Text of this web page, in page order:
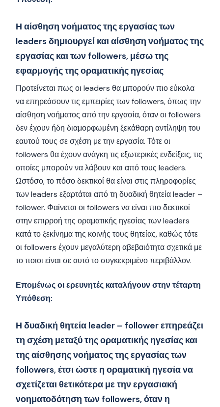
Η αίσθηση νοήματος της εργασίας των
leaders δημιουργεί και αίσθηση νοήματος της
εργασίας και των followers, μέσω της
εφαρμογής της οραματικής ηγεσίας
Προτείνεται πως οι leaders θα μπορούν πιο εύκολα
να επηρεάσουν τις εμπειρίες των followers, όπως την
αίσθηση νοήματος από την εργασία, όταν οι followers
δεν έχουν ήδη διαμορφωμένη ξεκάθαρη αντίληψη του
εαυτού τους σε σχέση με την εργασία. Τότε οι
followers θα έχουν ανάγκη τις εξωτερικές ενδείξεις, τις
οποίες μπορούν να λάβουν και από τους leaders.
Ωστόσο, το πόσο δεκτικοί θα είναι στις πληροφορίες
των leaders εξαρτάται από τη δυαδική θητεία leader –
follower. Φαίνεται οι followers να είναι πιο δεκτικοί
στην επιρροή της οραματικής ηγεσίας των leaders
κατά το ξεκίνημα της κοινής τους θητείας, καθώς τότε
οι followers έχουν μεγαλύτερη αβεβαιότητα σχετικά με
το ποιοι είναι σε αυτό το συγκεκριμένο περιβάλλον.
Επομένως οι ερευνητές καταλήγουν στην τέταρτη
Υπόθεση:
Η δυαδική θητεία leader – follower επηρεάζει
τη σχέση μεταξύ της οραματικής ηγεσίας και
της αίσθησης νοήματος της εργασίας των
followers, έτσι ώστε η οραματική ηγεσία να
σχετίζεται θετικότερα με την εργασιακή
νοηματοδότηση των followers, όταν η